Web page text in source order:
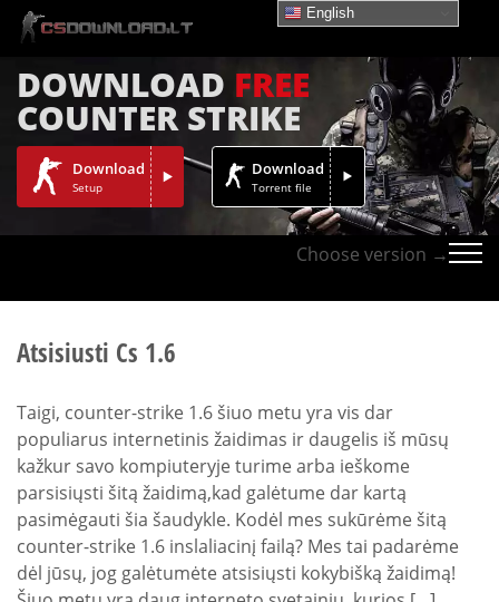
DOWNLOAD FREE
COUNTER STRIKE
Download
Setup
Download
Torrent file
Choose version →
Atsisiusti Cs 1.6
Taigi, counter-strike 1.6 šiuo metu yra vis dar
populiarus internetinis žaidimas ir daugelis iš mūsų
kažkur savo kompiuteryje turime arba ieškome
parsisiųsti šitą žaidimą,kad galėtume dar kartą
pasimėgauti šia šaudykle. Kodėl mes sukūrėme šitą
counter-strike 1.6 inslaliacinį failą? Mes tai padarėme
dėl jūsų, jog galėtumėte atsisiųsti kokybišką žaidimą!
English